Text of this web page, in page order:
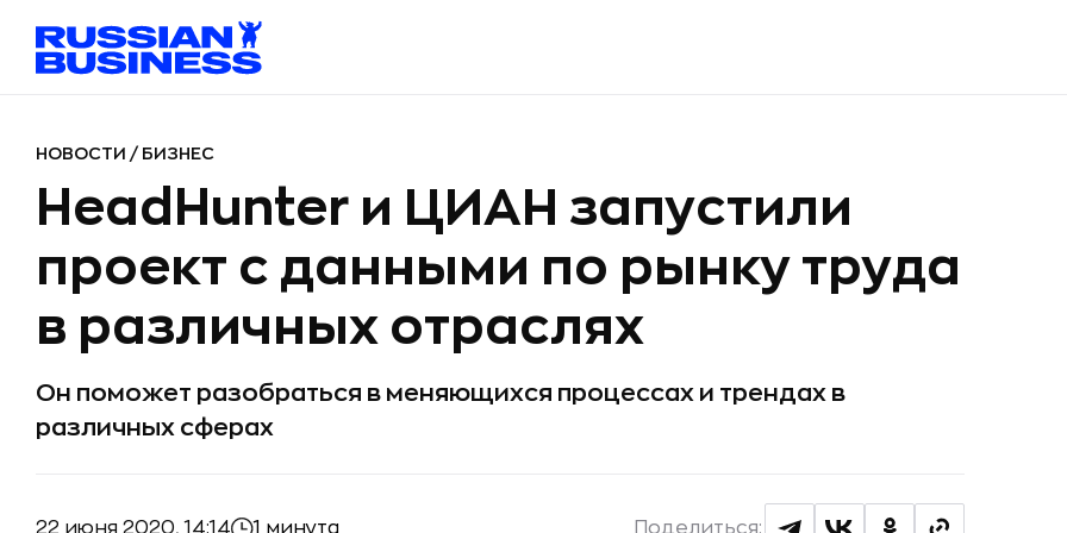
НОВОСТИ / БИЗНЕС
HeadHunter и ЦИАН запустили
проект с данными по рынку труда
в различных отраслях
Он поможет разобраться в меняющихся процессах и трендах в
различных сферах
22 июня 2020, 14:14 1 минута Поделиться: